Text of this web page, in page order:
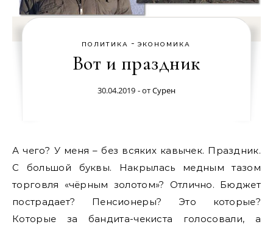
ПОЛИТИКА - ЭКОНОМИКА
Вот и праздник
30.04.2019 - отСурен
А чего? У меня – без всяких кавычек. Праздник.
С большой буквы. Накрылась медным тазом
торговля «чёрным золотом»? Отлично. Бюджет
пострадает? Пенсионеры? Это которые?
Которые за бандита-чекиста голосовали, а